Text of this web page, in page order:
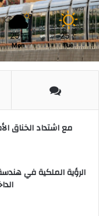
25 ℃
Mon
25 ℃
Tue
مع اشتداد الخناق